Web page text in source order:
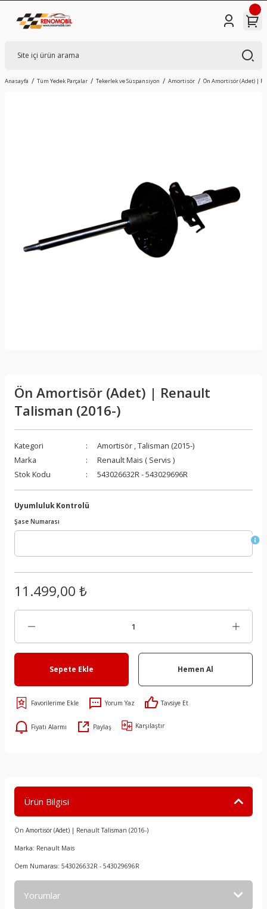
Anasayfa Tüm Yedek Parçalar Tekerlek ve Süspansiyon Amortisör Ön Amortisör (Adet) |
Ön Amortisör (Adet) | Renault
Talisman (2016-)
Kategori Amortisör ,Talisman (2015-)
Marka
Renault Mais ( Servis )
Stok Kodu
543026632R - 543029696R
Uyumluluk Kontrolü
Şase Numarası
11.499,00 ₺
Sepete Ekle Hemen Al
Yorum Yaz Tavsiye Et
Fiyatı Alarmı Paylaş Karşılaştır
Ürün Bilgisi
Ön Amortisör (Adet) | Renault Talisman (2016-)
Marka: Renault Mais
Oem Numarası: 543026632R - 543029696R
Yorumlar